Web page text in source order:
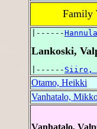
Family
|------
Lankoski,
|------ Siiro,
Otamo, Heikki
Vanhatalo,
Vanhatalo,